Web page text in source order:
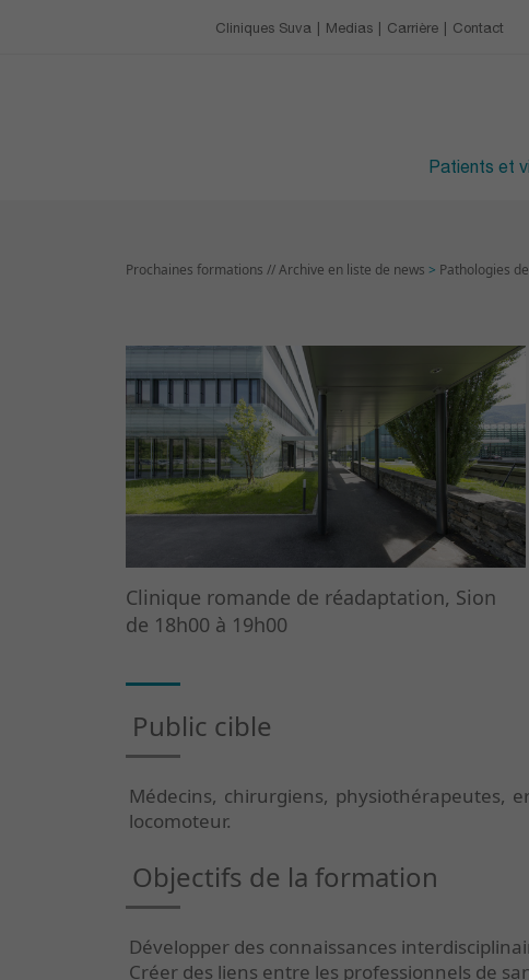
Cliniques Suva Medias Carrière Contact
Patients et
Prochaines formations // Archive en liste de news > Pathologies
Clinique romande de réadaptation, Sion
de 18h00 à 19h00
Public cible
Médecins, chirurgiens, physiothérapeutes,
locomoteur.
Objectifs de la formation
Développer des connaissances
Créer des liens entre les professionnels de